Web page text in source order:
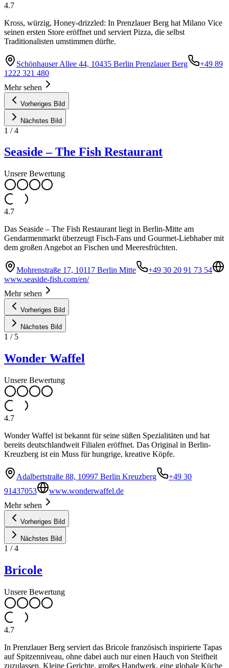
4.7
Kross, würzig, Honey-drizzled: In Prenzlauer Berg hat Milano Vice
seinen ersten Store eröffnet und serviert Pizza, die selbst
Traditionalisten umstimmen dürfte.
Schönhauser Allee 44, 10435 Berlin Prenzlauer Berg
+49 89
1222 321 480
Mehr sehen
Vorheriges Bild
Nächstes Bild
1 /4
Seaside – The Fish Restaurant
Unsere Bewertung
4.7
Das Seaside – The Fish Restaurant liegt in Berlin-Mitte am
Gendarmenmarkt überzeugt Fisch-Fans und Gourmet-Liebhaber mit
dem großen Angebot an Fischen und Meeresfrüchten.
Mohrenstraße 17, 10117 Berlin Mitte
+49 30 20 91 73 54
www.seaside-fish.com/en/
Mehr sehen
Vorheriges Bild
Nächstes Bild
1 / 5
Wonder Waffel
Unsere Bewertung
4.7
Wonder Waffel ist bekannt für seine süßen Spezialitäten und hat
bereits deutschlandweit Filialen eröffnet. Das Original in Berlin-
Kreuzberg ist ein Muss für hungrige, kreative Köpfe.
Adalbertstraße 88, 10997 Berlin Kreuzberg
+49 30
91437053
www.wonderwaffel.de
Mehr sehen
Vorheriges Bild
Nächstes Bild
1 /4
Bricole
Unsere Bewertung
4.7
In Prenzlauer Berg serviert das Bricole französisch inspirierte Tapas
auf Spitzenniveau, ohne dabei auch nur einen Hauch von Steifheit
zuzulassen. Kleine Gerichte, großes Handwerk, eine globale Küche